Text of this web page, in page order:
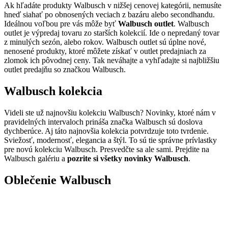
Ak hľadáte produkty Walbusch v nižšej cenovej kategórii, nemusíte
hneď siahať po obnosených veciach z bazáru alebo secondhandu.
Ideálnou voľbou pre vás môže byť Walbusch outlet. Walbusch
outlet je výpredaj tovaru zo starších kolekcií. Ide o nepredaný tovar
z minulých sezón, alebo rokov. Walbusch outlet sú úplne nové,
nenosené produkty, ktoré môžete získať v outlet predajniach za
zlomok ich pôvodnej ceny. Tak neváhajte a vyhľadajte si najbližšiu
outlet predajňu so značkou Walbusch.
Walbusch kolekcia
Videli ste už najnovšiu kolekciu Walbusch? Novinky, ktoré nám v
pravidelných intervaloch prináša značka Walbusch sú doslova
dychberúce. Aj táto najnovšia kolekcia potvrdzuje toto tvrdenie.
Sviežosť, modernosť, elegancia a štýl. To sú tie správne prívlastky
pre novú kolekciu Walbusch. Presvedčte sa ale sami. Prejdite na
Walbusch galériu a pozrite si všetky novinky Walbusch.
Oblečenie Walbusch